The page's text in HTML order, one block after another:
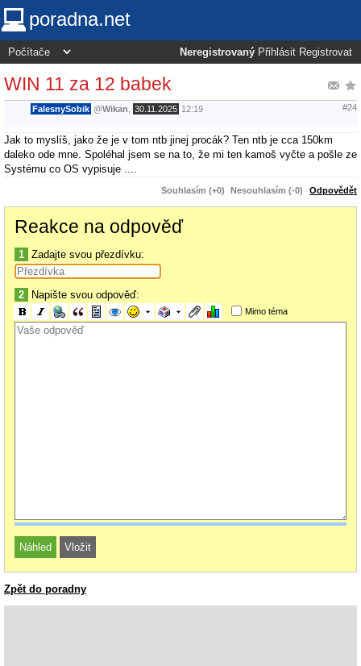
poradna.net
Neregistrovaný Přihlásit Registrovat
WIN 11 za 12 babek
FalesnySobik @Wikan 30.11.2025 12:19 #24
Jak to myslíš, jako že je v tom ntb jinej procák? Ten ntb je cca 150km
daleko ode mne. Spoléhal jsem se na to, že mi ten kamoš vyčte a pošle ze
Systému co OS vypisuje ....
Souhlasím (+0) Nesouhlasím (-0) Odpovědět
Reakce na odpověď
1 Zadajte svou přezdívku:
2 Napište svou odpověď:
Mimo téma
Zpět do poradny